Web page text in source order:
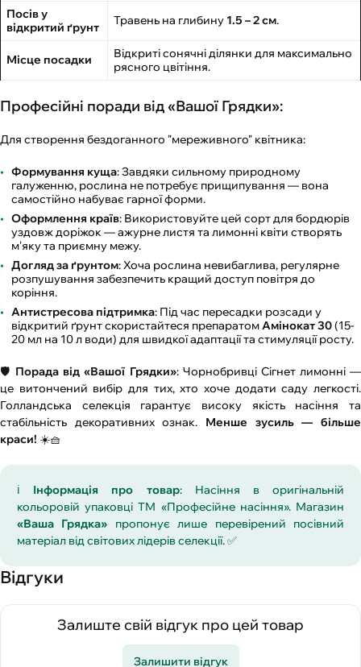
Посів у
відкритий ґрунт
Травень на глибину 1.5 – 2 см.
Місце посадки
Відкриті сонячні ділянки для максимально
рясного цвітіння.
Професійні поради від «Вашої Грядки»:
Для створення бездоганного "мереживного" квітника:
Формування куща: Завдяки сильному природному
галуженню, рослина не потребує прищипування — вона
самостійно набуває гарної форми.
Оформлення країв: Використовуйте цей сорт для бордюрів
уздовж доріжок — ажурне листя та лимонні квіти створять
м'яку та приємну межу.
Догляд за ґрунтом: Хоча рослина невибаглива, регулярне
розпушування забезпечить кращий доступ повітря до
коріння.
Антистресова підтримка: Під час пересадки розсади у
відкритий ґрунт скористайтеся препаратомАмінокат 30(15-
20 мл на 10 л води) для швидкої адаптації та стимуляції росту.
🛡️ Порада від «Вашої Грядки»: Чорнобривці Сігнет лимонні —
це витончений вибір для тих, хто хоче додати саду легкості.
Голландська селекція гарантує високу якість насіння та
стабільність декоративних ознак. Менше зусиль — більше
краси! ☀️🧺
ℹ️ Інформація про товар: Насіння в оригінальній
кольоровій упаковці ТМ «Професійне насіння». Магазин
«Ваша Грядка» пропонує лише перевірений посівний
матеріал від світових лідерів селекції. ✅
Відгуки
Залиште свій відгук про цей товар
Залишити відгук